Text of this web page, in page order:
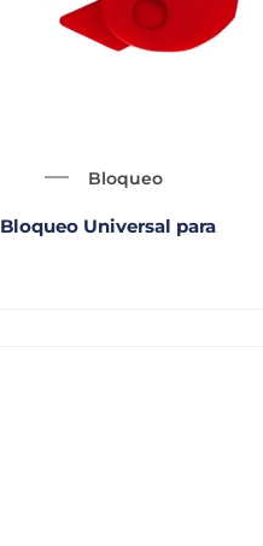
Bloqueo
Bloqueo Universal para